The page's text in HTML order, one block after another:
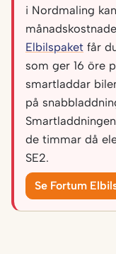
i Nordmaling
Elbilspaket får
som ger 16 öre
smartladdar
på
de timmar då
SE2.
Se Fortum